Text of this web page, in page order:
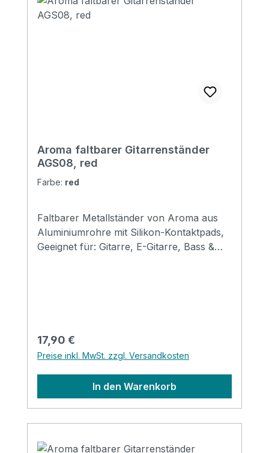
Aroma faltbarer Gitarrenständer
AGS08, red
Farbe: red
Faltbarer Metallständer von Aroma aus
Aluminiumrohre mit Silikon-Kontaktpads,
Geeignet für: Gitarre, E-Gitarre, Bass &
Regulärer Preis:
17,90 €
Preise inkl. MwSt. zzgl. Versandkosten
In den Warenkorb